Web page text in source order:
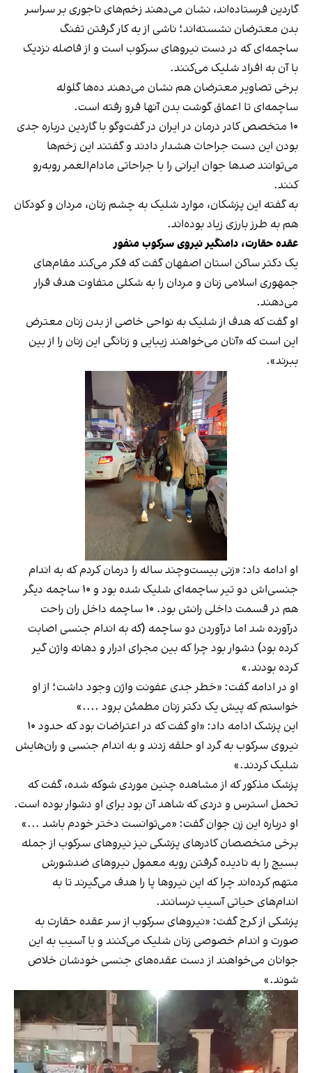
گاردین فرستاده‌اند، نشان می‌دهند زخم‌های ناجوری بر سراسر
بدن معترضان نشسته‌اند؛ ناشی از به کار گرفتن تفنگ
ساچمه‌ای که در دست نیروهای سرکوب است و از فاصله نزدیک
با آن به افراد شلیک می‌کنند.
برخی تصاویر معترضان هم نشان می‌دهند ده‌ها گلوله
ساچمه‌ای تا اعماق گوشت بدن آنها فرو رفته است.
۱۰ متخصص کادر درمان در ایران در گفت‌وگو با گاردین درباره جدی
بودن این‌ دست جراحات هشدار دادند و گفتند این زخم‌ها
می‌توانند صدها جوان ایرانی را با جراحاتی مادام‌العمر روبه‌رو
کنند.
به‌ گفته این پزشکان، موارد شلیک به چشم زنان، مردان و کودکان
هم به‌ طرز بارزی زیاد بوده‌اند.
عقده حقارت، دامنگیر نیروی سرکوب منفور
یک دکتر ساکن استان اصفهان گفت که فکر می‌کند مقام‌های
جمهوری اسلامی زنان و مردان را به‌ شکلی متفاوت هدف قرار
می‌دهند.
او گفت که هدف از شلیک به نواحی خاصی از بدن زنان معترض
این است که «آنان می‌خواهند زیبایی و زنانگی این زنان را از بین
ببرند».
او ادامه داد: «زنی بیست‌وچند ساله را درمان کردم که به اندام
جنسی‌اش دو تیر ساچمه‌ای شلیک شده بود و ۱۰ ساچمه دیگر
هم در قسمت داخلی رانش بود. ۱۰ ساچمه داخل ران راحت
درآورده شد اما درآوردن دو ساچمه (که به اندام جنسی اصابت
کرده بود) دشوار بود چرا که بین مجرای ادرار و دهانه واژن گیر
کرده بودند.»
او در ادامه گفت: «خطر جدی عفونت واژن وجود داشت؛ از او
خواستم که پیش یک دکتر زنان مطمئن برود ....»
این پزشک ادامه داد: «او گفت که در اعتراضات بود که حدود ۱۰
نیروی سرکوب به گرد او حلقه زدند و به اندام جنسی و ران‌هایش
شلیک کردند.»
پزشک مذکور که از مشاهده چنین موردی شوکه شده، گفت که
تحمل استرس و دردی که شاهد آن بود برای او دشوار بوده است.
او درباره این زن جوان گفت: «می‌توانست دختر خودم باشد ...»
برخی متخصصان کادرهای پزشکی نیز نیروهای سرکوب از جمله
بسیج را به نادیده گرفتن رویه معمول نیروهای ضد‌شورش
متهم کرده‌اند چرا که این نیروها پا را هدف می‌گیرند تا به
اندام‌های حیاتی آسیب نرسانند.
پزشکی از کرج گفت: «نیروهای سرکوب از سر عقده حقارت به
صورت و اندام خصوصی زنان شلیک می‌کنند و با آسیب به این
جوانان می‌خواهند از دست عقده‌های جنسی خودشان خلاص
شوند.»